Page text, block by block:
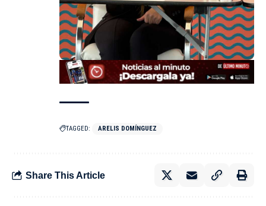
TAGGED: ARELIS DOMÍNGUEZ
Share This Article